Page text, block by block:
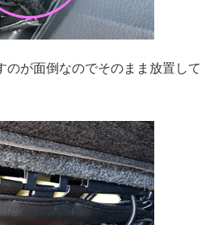
のが面倒なのでそのまま放置して